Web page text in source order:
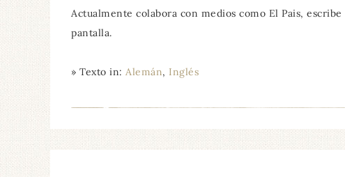
Actualmente colabora con medios como El Pais,
pantalla.
» Texto in: Alemán Inglés